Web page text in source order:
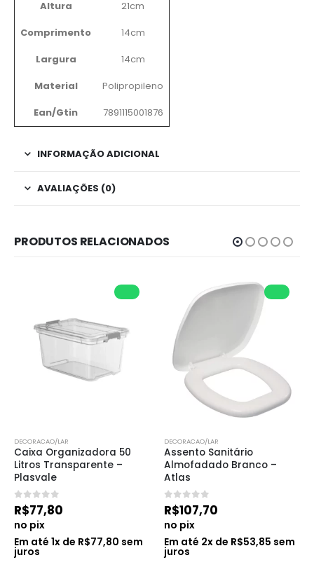
Altura
21cm
Comprimento
14cm
Largura
14cm
Material
Polipropileno
Ean/Gtin
7891115001876
INFORMAÇÃO ADICIONAL
AVALIAÇÕES (0)
PRODUTOS RELACIONADOS
DECORACAO/LAR
Caixa Organizadora 50
Litros Transparente –
Plasvale
0 de 5
R$77,80
no pix
Em até 1x de R$77,80 sem
juros
DECORACAO/LAR
Assento Sanitário
Almofadado Branco –
Atlas
0 de 5
R$107,70
no pix
Em até 2x de R$53,85 sem
juros